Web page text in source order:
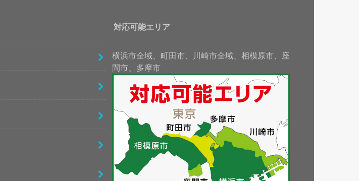
対応可能エリア
横浜市全域、町田市、川崎市全域、相模原市、座
間市、多摩市